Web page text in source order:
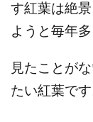
す紅葉は絶
ようと毎年
見たことが
たい紅葉です